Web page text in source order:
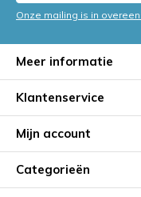
Onze mailing is in
Meer informatie
Klantenservice
Mijn account
Categorieën